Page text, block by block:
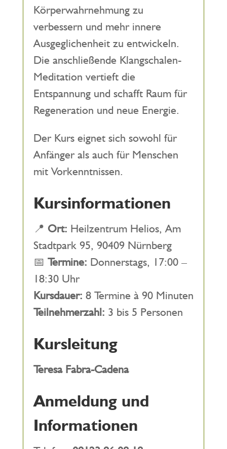
Körperwahrnehmung zu
verbessern und mehr innere
Ausgeglichenheit zu entwickeln.
Die anschließende Klangschalen-
Meditation vertieft die
Entspannung und schafft Raum für
Regeneration und neue Energie.
Der Kurs eignet sich sowohl für
Anfänger als auch für Menschen
mit Vorkenntnissen.
Kursinformationen
📍 Ort: Heilzentrum Helios, Am
Stadtpark 95, 90409 Nürnberg
📅 Termine: Donnerstags, 17:00 –
18:30 Uhr
Kursdauer: 8 Termine à 90 Minuten
Teilnehmerzahl: 3 bis 5 Personen
Kursleitung
Teresa Fabra-Cadena
Anmeldung und
Informationen